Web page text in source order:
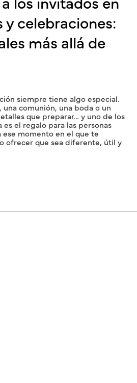
celebraciones:
más allá de
siempre tiene algo especial.
una comunión, una boda o un
que preparar… y uno de los
el regalo para las personas
ese momento en el que te
ofrecer que sea diferente, útil y